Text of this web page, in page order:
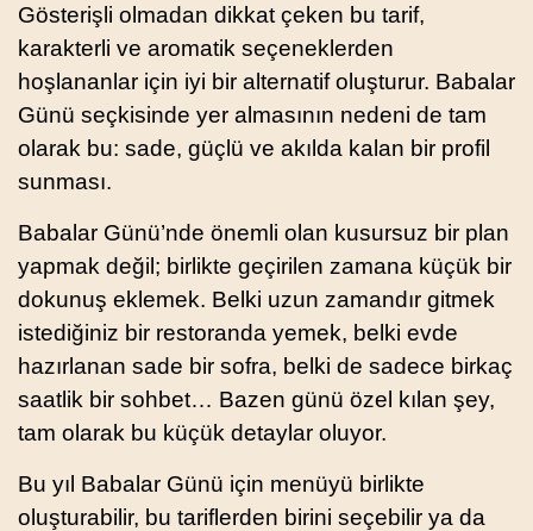
Gösterişli olmadan dikkat çeken bu tarif,
karakterli ve aromatik seçeneklerden
hoşlananlar için iyi bir alternatif oluşturur. Babalar
Günü seçkisinde yer almasının nedeni de tam
olarak bu: sade, güçlü ve akılda kalan bir profil
sunması.
Babalar Günü’nde önemli olan kusursuz bir plan
yapmak değil; birlikte geçirilen zamana küçük bir
dokunuş eklemek. Belki uzun zamandır gitmek
istediğiniz bir restoranda yemek, belki evde
hazırlanan sade bir sofra, belki de sadece birkaç
saatlik bir sohbet… Bazen günü özel kılan şey,
tam olarak bu küçük detaylar oluyor.
Bu yıl Babalar Günü için menüyü birlikte
oluşturabilir, bu tariflerden birini seçebilir ya da